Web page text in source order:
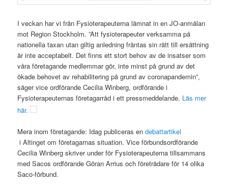
I veckan har vi från Fysioterapeuterna lämnat in en JO-anmälan
mot Region Stockholm. ”Att fysioterapeuter verksamma på
nationella taxan utan giltig anledning fråntas sin rätt till ersättning
är inte acceptabelt. Det finns ett stort behov av de insatser som
våra företagande medlemmar gör, inte minst på grund av det
ökade behovet av rehabilitering på grund av coronapandemin”,
säger vice ordförande Cecilia Winberg, ordförande i
Fysioterapeuternas företagarråd i ett pressmeddelande. Läs mer
här.
Mera inom företagande: Idag publiceras endebattartikel
i Altinget om företagarnas situation. Vice förbundsordförande
Cecilia Winberg skriver under för Fysioterapeuterna tillsammans
med Sacos ordförande Göran Arrius och företrädare för 14 olika
Saco-förbund.